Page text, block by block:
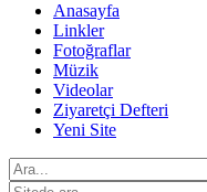
Anasayfa
Linkler
Fotoğraflar
Müzik
Videolar
Ziyaretçi Defteri
Yeni Site